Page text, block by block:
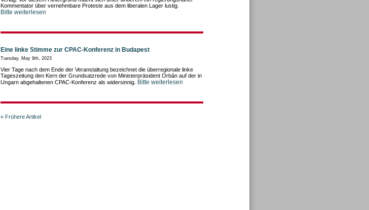
Kommentator über vernehmbare Proteste aus dem liberalen Lager lustig.
Bitte weiterlesen
Eine linke Stimme zur CPAC-Konferenz in Budapest
Tuesday, May 9th, 2023
Vier Tage nach dem Ende der Veranstaltung bezeichnet die überregionale linke
Tageszeitung den Kern der Grundsatzrede von Ministerpräsident Orbán auf der in
Ungarn abgehaltenen CPAC-Konferenz als widersinnig.
Bitte weiterlesen
« Frühere Artikel